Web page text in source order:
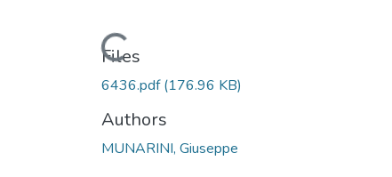
Loading...
Files
6436.pdf(176.96 KB)
Authors
MUNARINI, Giuseppe